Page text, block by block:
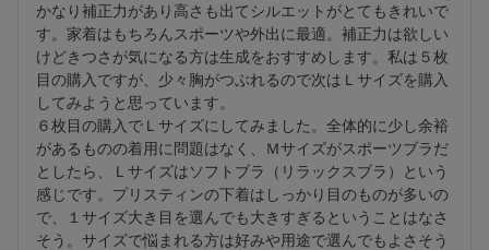
かなり補正力があり高さも出てシルエットがとてもきれいで
す。家着はもちろんスポーツや外出に最適。補正力は欲しい
けどきつさが気になる方は生成をおすすめします。私は５枚
目の購入ですが、少々胸がつぶれるので次はＬサイズを購入
してみようと思っています。
６枚目の購入でＬサイズにしてみました。全体的に少し余裕
があるものの着用に問題はなく、Ｍサイズがスポーツブラだ
としたら、Ｌサイズはソフトブラ（リラックスブラ）という
感じです。プリスティンの下着はしっかり目のものが多いの
で、１サイズ大き目を選んでも大きすぎるということはなさ
そう。サイズで悩まれる方は好みや用途で選んでもよさそう